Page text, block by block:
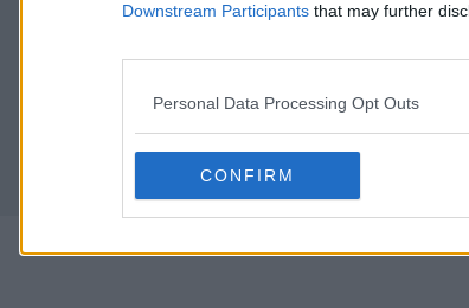
Downstream Participants that may further
Personal Data Processing Opt Outs
CONFIRM